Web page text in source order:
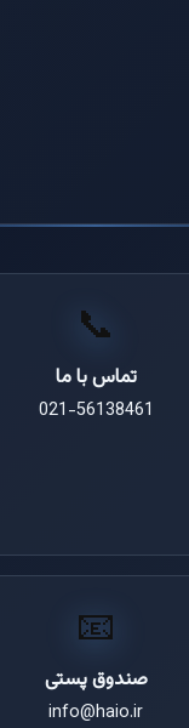
📞
تماس با ما
021-56138461
📧
صندوق پستی
info@haio.ir